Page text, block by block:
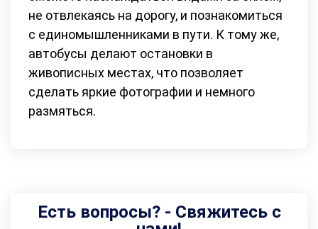
не отвлекаясь на дорогу, и познакомиться
с единомышленниками в пути. К тому же,
автобусы делают остановки в
живописных местах, что позволяет
сделать яркие фотографии и немного
размяться.
Есть вопросы? - Свяжитесь с